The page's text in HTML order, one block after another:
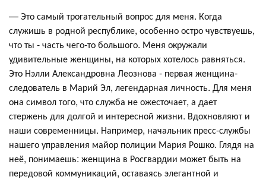
— Это самый трогательный вопрос для меня. Когда
служишь в родной республике, особенно остро чувствуешь,
что ты - часть чего-то большого. Меня окружали
удивительные женщины, на которых хотелось равняться.
Это Нэлли Александровна Леознова - первая женщина-
следователь в Марий Эл, легендарная личность. Для меня
она символ того, что служба не ожесточает, а дает
стержень для долгой и интересной жизни. Вдохновляют и
наши современницы. Например, начальник пресс-службы
нашего управления майор полиции Мария Рошко. Глядя на
неё, понимаешь: женщина в Росгвардии может быть на
передовой коммуникаций, оставаясь элегантной и